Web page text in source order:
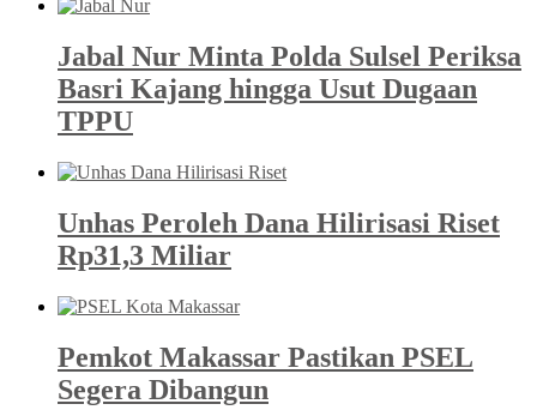
Jabal Nur Minta Polda Sulsel Periksa
Basri Kajang hingga Usut Dugaan
TPPU
Unhas Peroleh Dana Hilirisasi Riset
Rp31,3 Miliar
Pemkot Makassar Pastikan PSEL
Segera Dibangun